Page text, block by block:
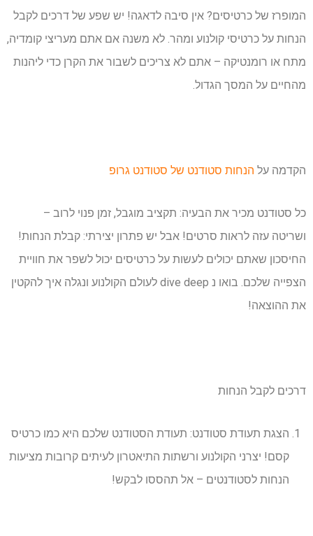
המופרז של כרטיסים? אין סיבה לדאגה! יש שפע של דרכים לקבל
הנחות על כרטיסי קולנוע ומהר. לא משנה אם אתם מעריצי קומדיה,
מתח או רומנטיקה – אתם לא צריכים לשבור את הקרן כדי ליהנות
מהחיים על המסך הגדול.
הקדמה על הנחות סטודנט של סטודנט גרופ
כל סטודנט מכיר את הבעיה: תקציב מוגבל, זמן פנוי לרוב –
ושריטה עזה לראות סרטים! אבל יש פתרון יצירתי: קבלת הנחות!
החיסכון שאתם יכולים לעשות על כרטיסים יכול לשפר את חוויית
הצפייה שלכם. בואו נ dive deep לעולם הקולנוע ונגלה איך להקטין
את ההוצאה!
דרכים לקבל הנחות
הצגת תעודת סטודנט: תעודת הסטודנט שלכם היא כמו כרטיס
קסם! יצרני הקולנוע ורשתות התיאטרון לעיתים קרובות מציעות
הנחות לסטודנטים – אל תהססו לבקש!